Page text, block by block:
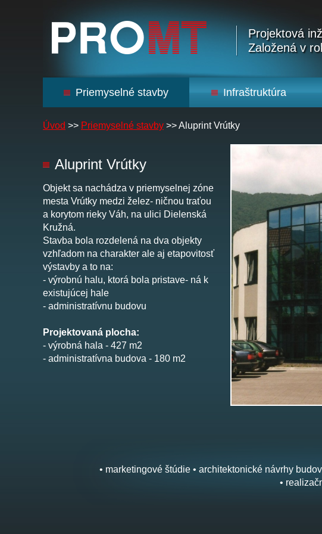
Projektová
Založená v
Úvod >> Priemyselné stavby >>Aluprint Vrútky
Aluprint Vrútky
Objekt sa nachádza v priemyselnej zóne
mesta Vrútky medzi želez- ničnou traťou
a korytom rieky Váh, na ulici Dielenská
Kružná.
Stavba bola rozdelená na dva objekty
vzhľadom na charakter ale aj etapovitosť
výstavby a to na:
- výrobnú halu, ktorá bola pristave- ná k
existujúcej hale
- administratívnu budovu
Projektovaná plocha:
- výrobná hala - 427 m2
- administratívna budova - 180 m2
Priemyselné stavby Infraštruktúra
• marketingové štúdie • architektonické návrhy
•